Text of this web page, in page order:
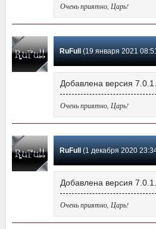
Очень приятно, Царь!
RuFull(19 января 2021 08:51)
Добавлена версия
Очень приятно, Царь!
RuFull(1 декабря 2020 23:34)
Добавлена версия
Очень приятно, Царь!